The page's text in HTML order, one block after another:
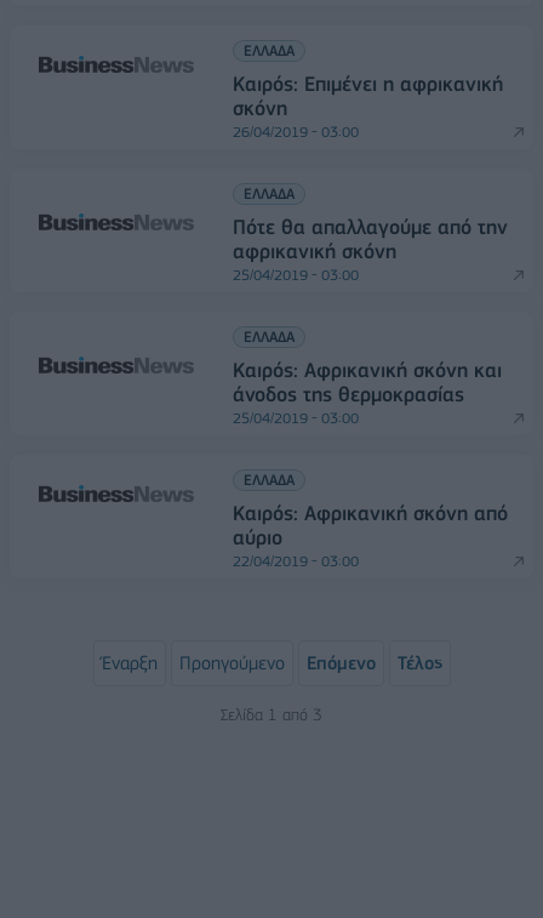
ΕΛΛΑΔΑ
Καιρός: Επιμένει η αφρικανική
σκόνη
26/04/2019 - 03:00
ΕΛΛΑΔΑ
Πότε θα απαλλαγούμε από την
αφρικανική σκόνη
25/04/2019 - 03:00
ΕΛΛΑΔΑ
Καιρός: Αφρικανική σκόνη και
άνοδος της θερμοκρασίας
25/04/2019 - 03:00
ΕΛΛΑΔΑ
Καιρός: Αφρικανική σκόνη από
αύριο
22/04/2019 - 03:00
Έναρξη Προηγούμενο Επόμενο Τέλος
Σελίδα 1 από 3